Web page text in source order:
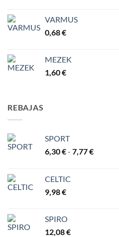
VARMUS
0,68€
MEZEK
1,60€
REBAJAS
SPORT
6,30€- 7,77€Rango
CELTIC
9,98€
SPIRO
12,08€